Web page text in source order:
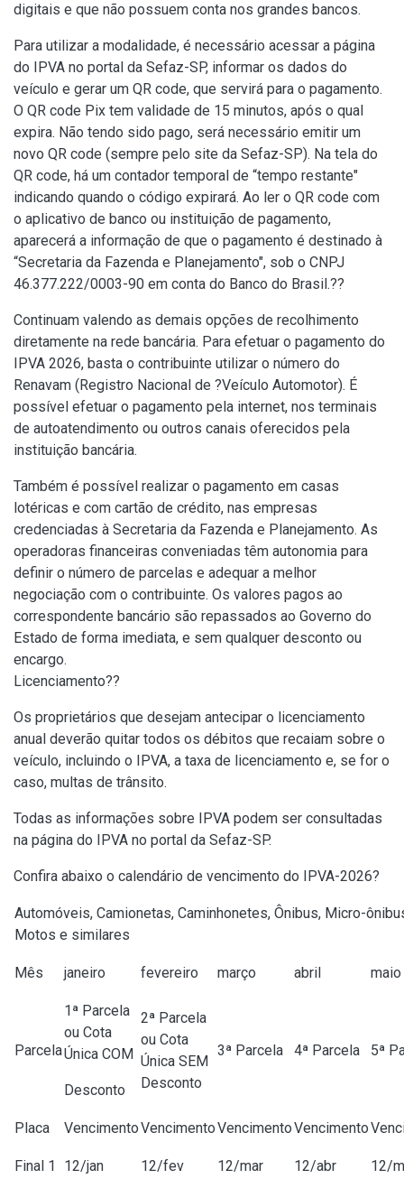
digitais e que não possuem conta nos grandes bancos.
Para utilizar a modalidade, é necessário acessar a página
do IPVA no portal da Sefaz-SP, informar os dados do
veículo e gerar um QR code, que servirá para o pagamento.
O QR code Pix tem validade de 15 minutos, após o qual
expira. Não tendo sido pago, será necessário emitir um
novo QR code (sempre pelo site da Sefaz-SP). Na tela do
QR code, há um contador temporal de “tempo restante"
indicando quando o código expirará. Ao ler o QR code com
o aplicativo de banco ou instituição de pagamento,
aparecerá a informação de que o pagamento é destinado à
“Secretaria da Fazenda e Planejamento", sob o CNPJ
46.377.222/0003-90 em conta do Banco do Brasil.??
Continuam valendo as demais opções de recolhimento
diretamente na rede bancária. Para efetuar o pagamento do
IPVA 2026, basta o contribuinte utilizar o número do
Renavam (Registro Nacional de ?Veículo Automotor). É
possível efetuar o pagamento pela internet, nos terminais
de autoatendimento ou outros canais oferecidos pela
instituição bancária.
Também é possível realizar o pagamento em casas
lotéricas e com cartão de crédito, nas empresas
credenciadas à Secretaria da Fazenda e Planejamento. As
operadoras financeiras conveniadas têm autonomia para
definir o número de parcelas e adequar a melhor
negociação com o contribuinte. Os valores pagos ao
correspondente bancário são repassados ao Governo do
Estado de forma imediata, e sem qualquer desconto ou
encargo.
Licenciamento??
Os proprietários que desejam antecipar o licenciamento
anual deverão quitar todos os débitos que recaiam sobre o
veículo, incluindo o IPVA, a taxa de licenciamento e, se for o
caso, multas de trânsito.
Todas as informações sobre IPVA podem ser consultadas
na página do IPVA no portal da Sefaz-SP.
Confira abaixo o calendário de vencimento do IPVA-2026?
Automóveis, Camionetas, Caminhonetes, Ônibus, Micro-
Motos e similares
Mês janeiro fevereiro março abril maio
Parcela
1ª Parcela
ou Cota
Única COM
Desconto
2ª Parcela
ou Cota
Única SEM
Desconto
3ª Parcela 4ª Parcela 5ª
Placa VencimentoVencimentoVencimentoVencimento
Final 1 12/jan 12/fev 12/mar 12/abr 12/